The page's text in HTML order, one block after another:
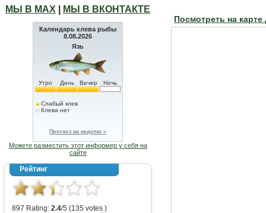
МЫ В МАХ МЫ В ВКОНТАКТЕ
Календарь клева рыбы
8.08.2026
Язь
Утро День Вечер Ночь
Слабый клев
Клева нет
Прогноз на неделю »
Можете разместить этот информер у себя на
сайте
Рейтинг
897 Rating: 2.4/5 (135 votes )
Посмотреть на